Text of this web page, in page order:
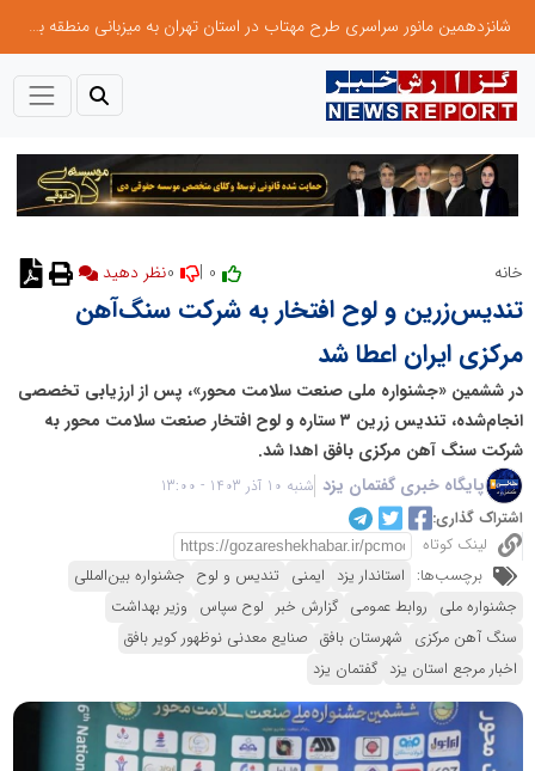
شانزدهمین مانور سراسری طرح مهتاب در استان تهران به میزبانی منطقه برق لواسان
خانه
تندیس‌زرین و لوح افتخار به شرکت سنگ‌آهن
مرکزی ایران اعطا شد
در ششمین «جشنواره ملی صنعت سلامت محور»، پس از ارزیابی تخصصی
انجام‌شده، تندیس زرین ۳ ستاره و لوح افتخار صنعت سلامت محور به
شرکت سنگ آهن مرکزی بافق اهدا شد.
پایگاه خبری گفتمان یزد شنبه 10 آذر 1403 - 13:00
اشتراک گذاری:
لینک کوتاه
برچسب‌ها: استاندار یزد ایمنی تندیس و لوح جشنواره بین‌المللی
جشنواره ملی روابط عمومی گزارش خبر لوح سپاس وزیر بهداشت
سنگ آهن مرکزی شهرستان بافق صنایع معدنی نوظهور کویر بافق
اخبار مرجع استان یزد گفتمان یزد